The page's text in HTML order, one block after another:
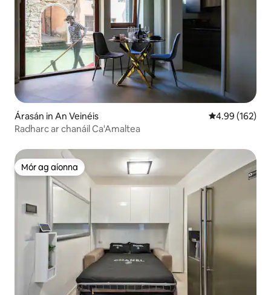
Árasán in An Veinéis Meánrátáil
4.99 (162)
Radharc ar chanáil Ca'Amaltea
Mór ag aíonna
Mór ag aíonna